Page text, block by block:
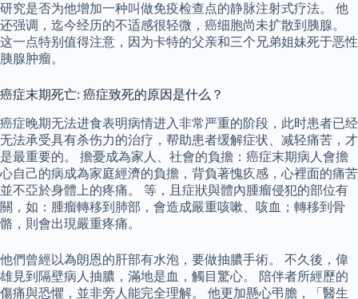
研究是否为他增加一种叫做免疫检查点的静脉注射式疗法。 他
还强调，迄今经历的不适感很轻微，癌细胞尚未扩散到胰腺。
这一点特别值得注意，因为卡特的父亲和三个兄弟姐妹死于恶性
胰腺肿瘤。
癌症末期死亡: 癌症致死的原因是什么？
癌症晚期无法进食表明病情进入非常严重的阶段，此时患者已经
无法承受具有杀伤力的治疗，帮助患者缓解症状、减轻痛苦，才
是最重要的。 擔憂成為家人、社會的負擔：癌症末期病人會擔
心自己的病成為家庭經濟的負擔，背負著愧疚感，心裡面的痛苦
並不亞於身體上的疼痛。 等，且症狀與體內腫瘤侵犯的部位有
關，如：腫瘤轉移到肺部，會造成嚴重咳嗽、咳血；轉移到骨
骼，則會出現嚴重疼痛。
他們曾經以為朗恩的肝部有水泡，要做抽膿手術。 不久後，偉
雄見到隔壁病人抽膿，滿地是血，觸目驚心。 陪伴者所經歷的
傷痛與恐懼，並非旁人能完全理解。 他更加懸心弔膽，「醫生